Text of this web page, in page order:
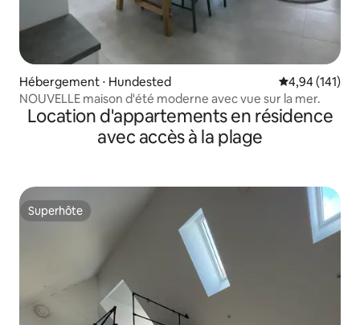
Hébergement ⋅ Hundested Évaluation
4,94 (141)
NOUVELLE maison d'été moderne avec vue sur la mer.
Location d'appartements en résidence
avec accès à la plage
Superhôte
Superhôte